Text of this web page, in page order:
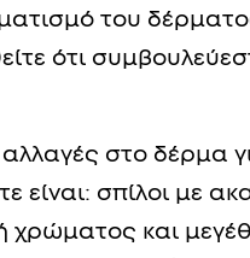
του
ότι
αλλαγές στο δέρμα
είναι: σπίλοι με
χρώματος και